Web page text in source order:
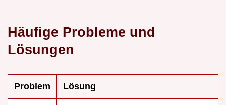
Häufige Probleme und
Lösungen
Problem Lösung